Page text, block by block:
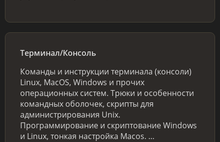
Терминал/Консоль
Команды и инструкции терминала (консоли)
Linux, MacOS, Windows и прочих
операционных систем. Трюки и особенности
командных оболочек, скрипты для
администрирования Unix.
Программирование и скриптование Windows
и Linux, тонкая настройка Macos. …